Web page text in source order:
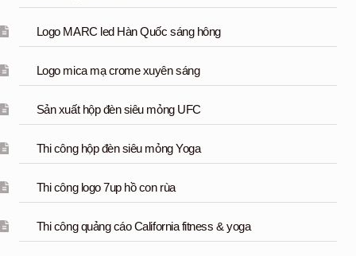
Logo MARC led Hàn Quốc sáng hông
Logo mica mạ crome xuyên sáng
Sản xuất hộp đèn siêu mỏng UFC
Thi công hộp đèn siêu mỏng Yoga
Thi công logo 7up hồ con rùa
Thi công quảng cáo California fitness & yoga